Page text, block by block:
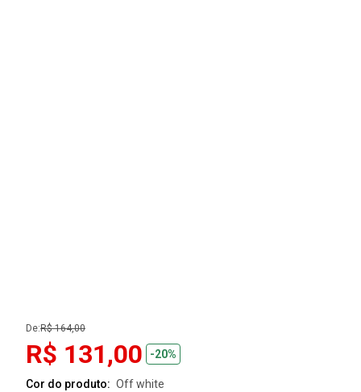
De:R$ 164,00
R$ 131,00 -20%
Cor do produto: off white